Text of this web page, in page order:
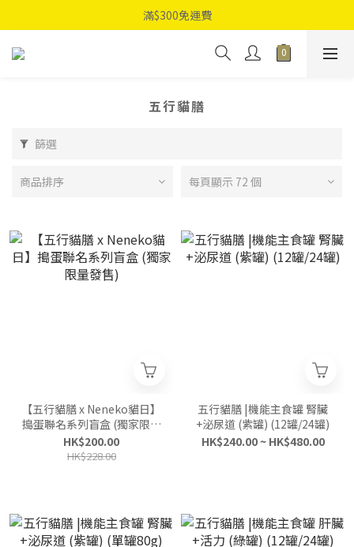
滿$300免運費
五行貓膳
篩選
商品排序 每頁顯示 72 個
【五行貓膳 x Neneko貓日】
搗蛋聯名系列盲盒 (獨家限量
發售)
HK$200.00
HK$228.00
五行貓膳 |機能主食罐 腎臟
+泌尿道 (紫罐) (12罐/24罐)
HK$240.00 ~ HK$480.00